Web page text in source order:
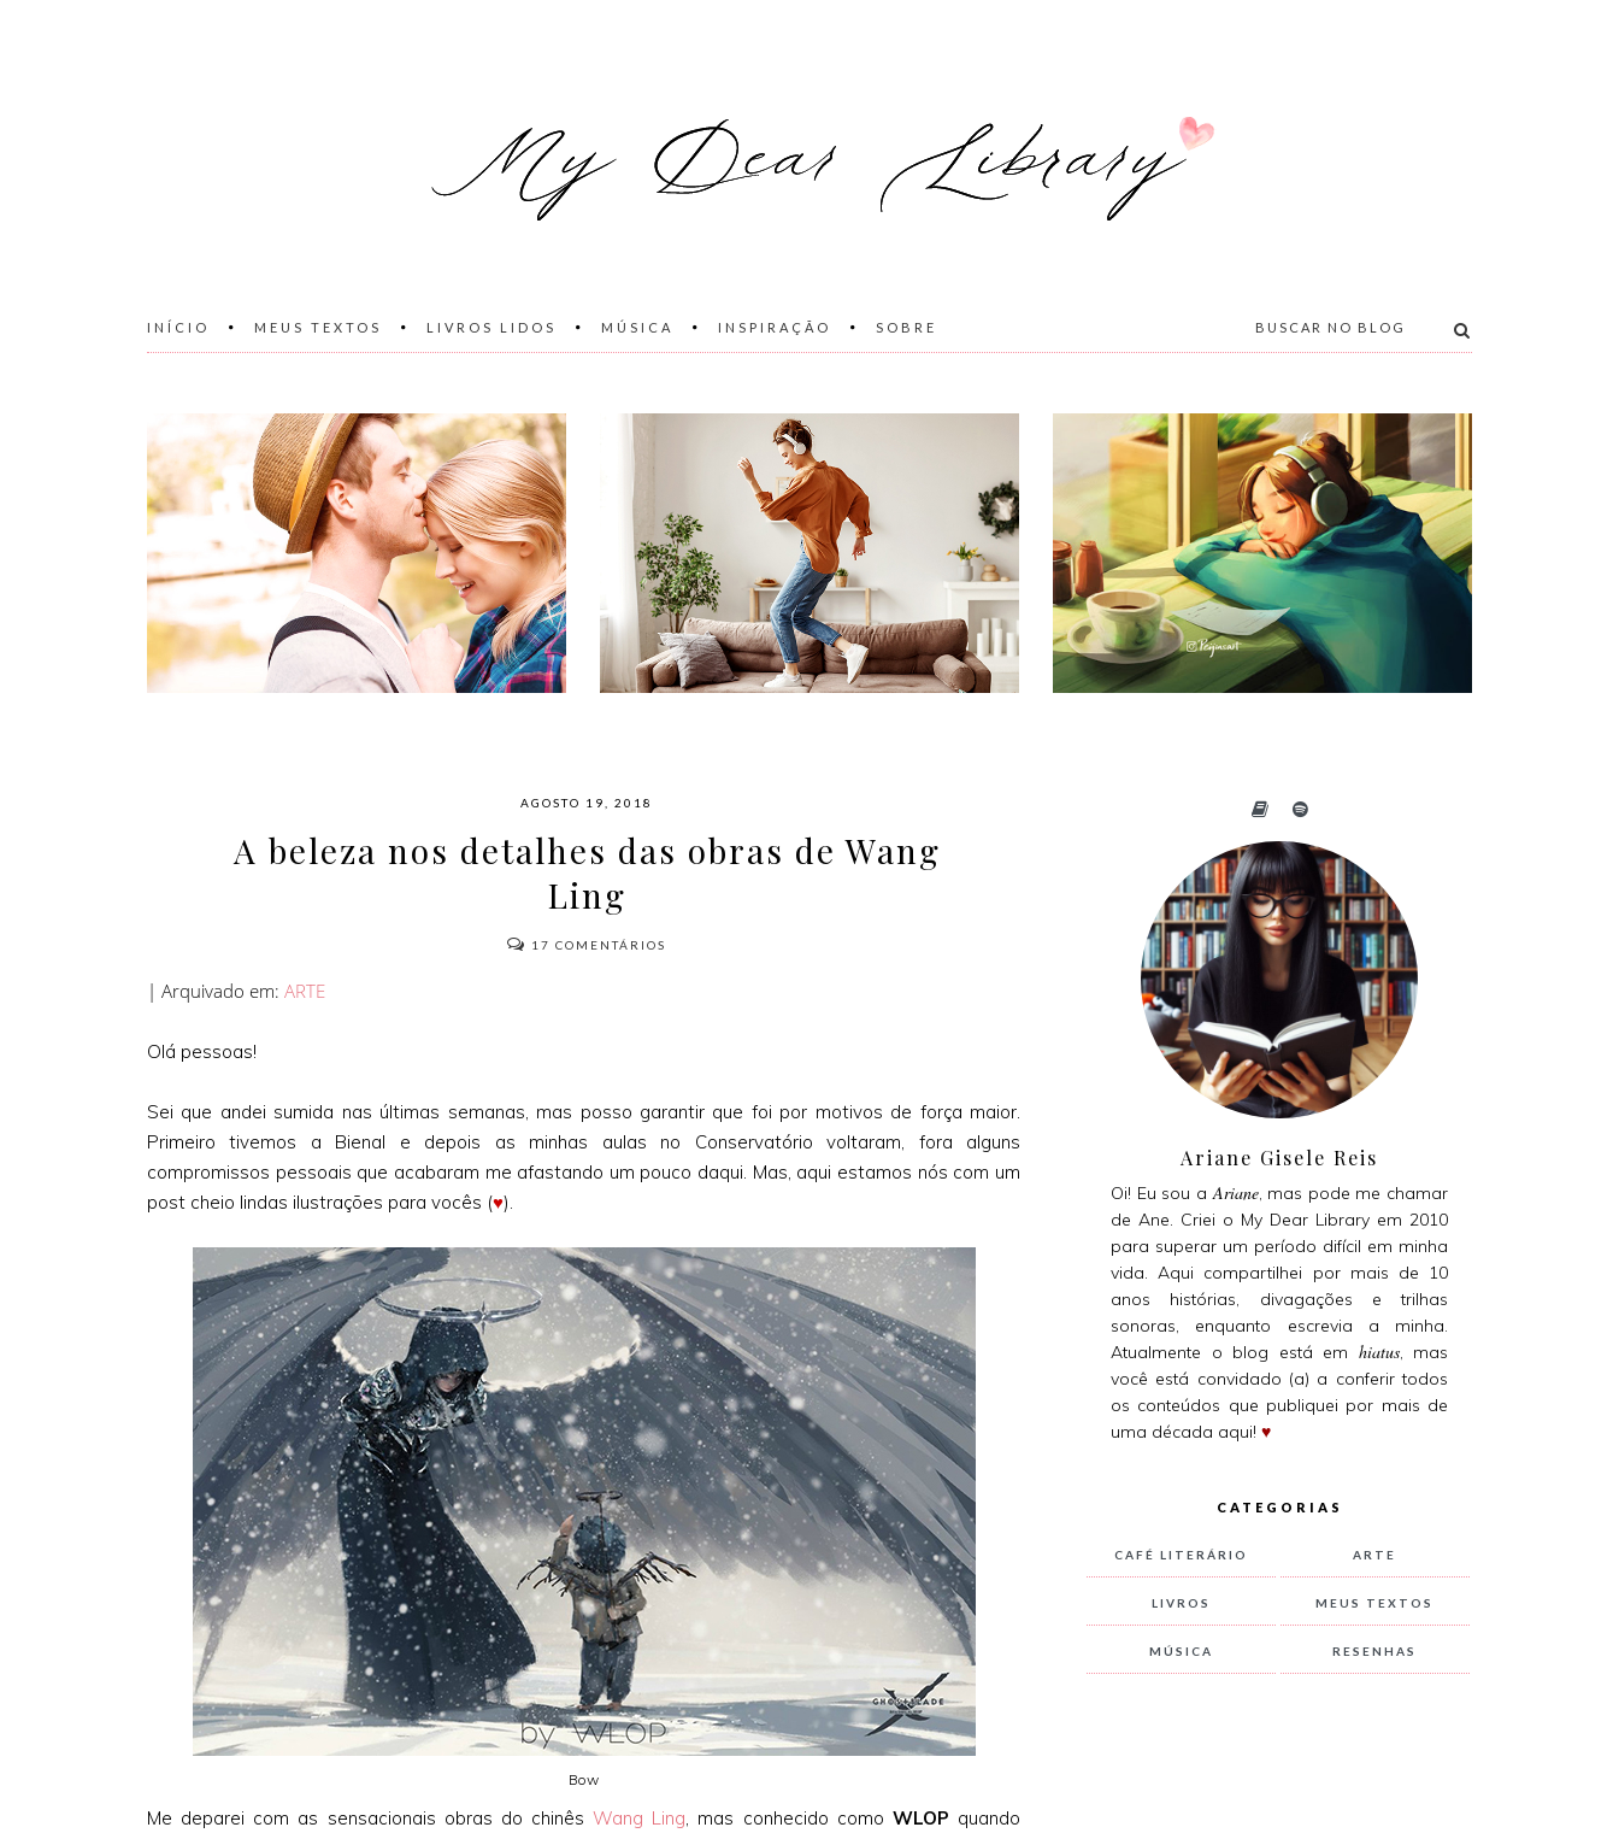
INÍCIO MEUS TEXTOS LIVROS LIDOS MÚSICA INSPIRAÇÃO SOBRE
AGOSTO 19, 2018
A beleza nos detalhes das obras de Wang
Ling
17 COMENTÁRIOS
| Arquivado em: ARTE
Olá pessoas!
Sei que andei sumida nas últimas semanas, mas posso garantir que foi por motivos de força maior.
Primeiro tivemos a Bienal e depois as minhas aulas no Conservatório voltaram, fora alguns
compromissos pessoais que acabaram me afastando um pouco daqui. Mas, aqui estamos nós com um
post cheio lindas ilustrações para vocês (♥).
Bow
Me deparei com as sensacionais obras do chinêsWang Ling, mas conhecido como WLOP quando
Ariane Gisele Reis
Oi! Eu sou aAriane, mas pode me chamar
de Ane. Criei o My Dear Library em 2010
para superar um período difícil em minha
vida. Aqui compartilhei por mais de 10
anos histórias, divagações e trilhas
sonoras, enquanto escrevia a minha.
Atualmente o blog está em hiatus, mas
você está convidado (a) a conferir todos
os conteúdos que publiquei por mais de
uma década aqui! ♥
CATEGORIAS
CAFÉ LITERÁRIO ARTE
LIVROS MEUS TEXTOS
MÚSICA RESENHAS